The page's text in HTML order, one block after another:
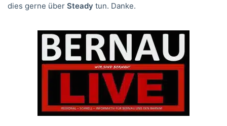
dies gerne über Steady tun. Danke.